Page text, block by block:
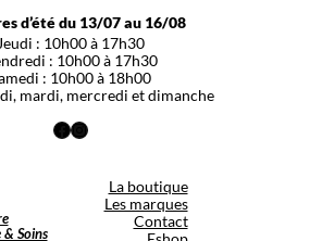
d’été du 13/07 au 16/08
Jeudi : 10h00 à 17h30
: 10h00 à 17h30
: 10h00 à 18h00
mardi, mercredi et dimanche
Facebook
Instagram
& Soins
La boutique
Les marques
Contact